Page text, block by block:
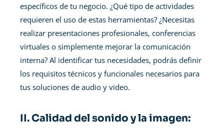
específicos de tu negocio. ¿Qué tipo de actividades
requieren el uso de estas herramientas? ¿Necesitas
realizar presentaciones profesionales, conferencias
virtuales o simplemente mejorar la comunicación
interna? Al identificar tus necesidades, podrás definir
los requisitos técnicos y funcionales necesarios para
tus soluciones de audio y video.
II. Calidad del sonido y la imagen: